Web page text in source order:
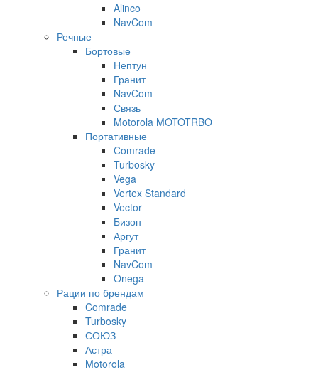
Alinco
NavCom
Речные
Бортовые
Нептун
Гранит
NavCom
Связь
Motorola MOTOTRBO
Портативные
Comrade
Turbosky
Vega
Vertex Standard
Vector
Бизон
Аргут
Гранит
NavCom
Onega
Рации по брендам
Comrade
Turbosky
СОЮЗ
Астра
Motorola